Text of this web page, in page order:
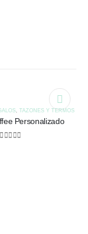
, TAZONES Y TERMOS
Personalizado